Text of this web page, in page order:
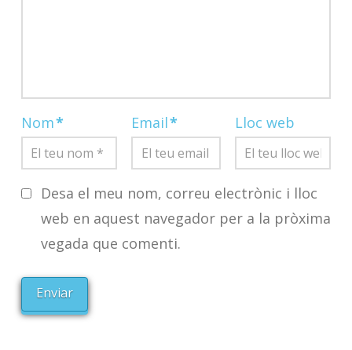
Nom* Email* Lloc web
Desa el meu nom, correu electrònic i lloc
web en aquest navegador per a la pròxima
vegada que comenti.